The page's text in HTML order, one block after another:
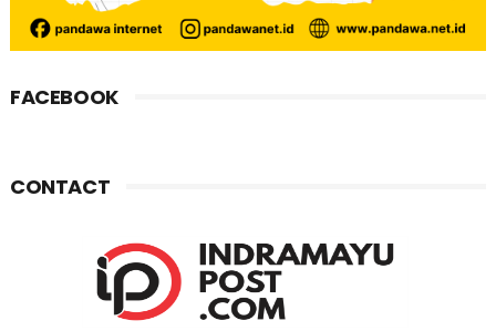
FACEBOOK
CONTACT